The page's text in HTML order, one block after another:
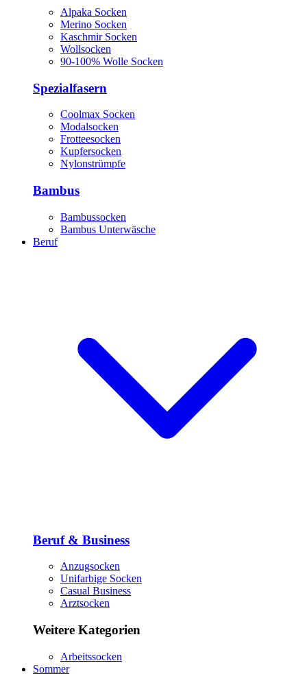
Alpaka Socken
Merino Socken
Kaschmir Socken
Wollsocken
90-100% Wolle Socken
Spezialfasern
Coolmax Socken
Modalsocken
Frotteesocken
Kupfersocken
Nylonstrümpfe
Bambus
Bambussocken
Bambus Unterwäsche
Beruf
Beruf & Business
Anzugsocken
Unifarbige Socken
Casual Business
Arztsocken
Weitere Kategorien
Arbeitssocken
Sommer